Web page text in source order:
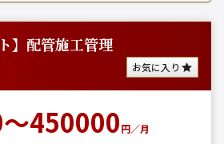
】配管施工管理
お気に入り
450000円／月